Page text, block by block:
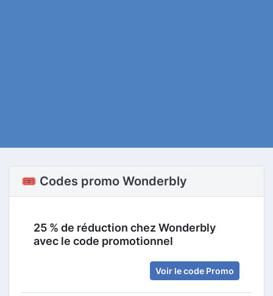
🎟️ Codes promo Wonderbly
25 % de réduction chez Wonderbly
avec le code promotionnel
Voir le code Promo